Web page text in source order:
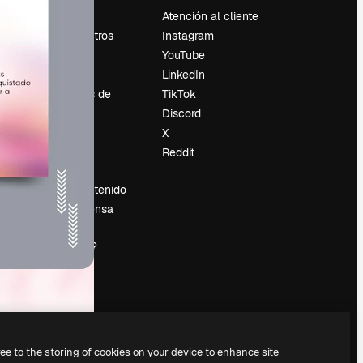
Sobre nosotros
Tendencias de
Slidesgo
Vender contenido
Sala de prensa
¿Buscas
magnific.ai?
Atención al cliente
Instagram
YouTube
LinkedIn
TikTok
Discord
X
Reddit
to the storing of cookies on your device to enhance site